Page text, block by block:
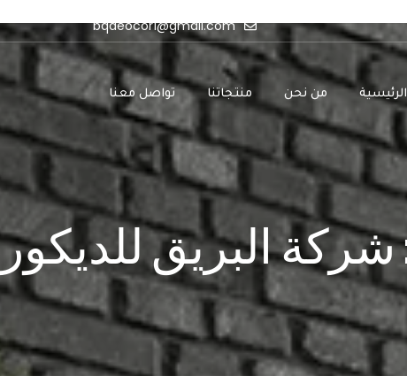
bqdeocor1@gmail.com
الرئيسية من نحن منتجاتنا تواصل معنا
شركة البريق للديكور